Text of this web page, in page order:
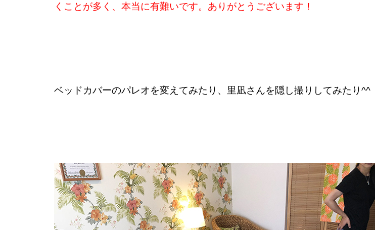
くことが多く、本当に有難いです。ありがとうございます！
ベッドカバーのパレオを変えてみたり、里凪さんを隠し撮りしてみたり^^